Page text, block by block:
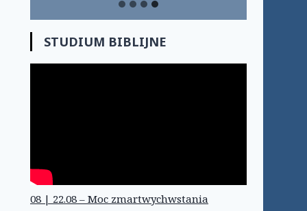
STUDIUM BIBLIJNE
08 | 22.08 – Moc zmartwychwstania